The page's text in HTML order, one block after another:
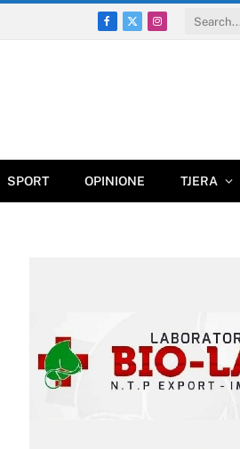
Facebook
X
Instagram
SPORT OPINIONE TJERA